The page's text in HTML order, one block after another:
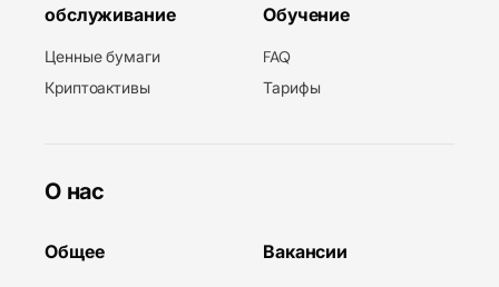
обслуживание
Ценные бумаги
Криптоактивы
Обучение
FAQ
Тарифы
О нас
Общее Вакансии